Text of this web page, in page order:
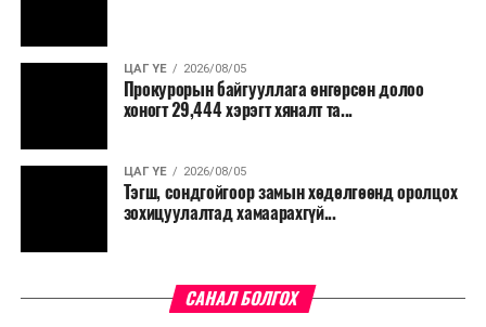
ЦАГ ҮЕ 2026/08/05
Прокурорын байгууллага өнгөрсөн долоо
хоногт 29,444 хэрэгт хяналт та...
ЦАГ ҮЕ 2026/08/05
Тэгш, сондгойгоор замын хөдөлгөөнд оролцох
зохицуулалтад хамаарахгүй...
САНАЛ БОЛГОХ